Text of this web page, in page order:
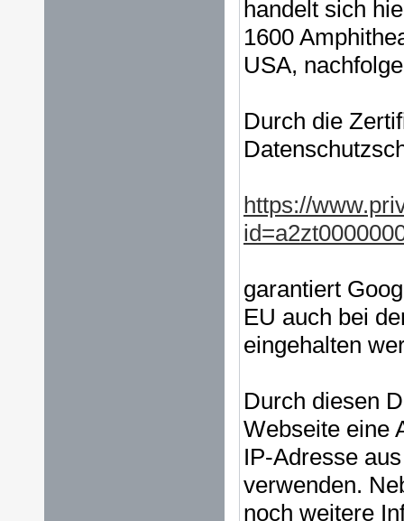
handelt sich
1600
USA,
Durch die
https://
garantiert
EU auch bei
eingehalten
Durch diesen
Webseite eine
IP-Adresse
verwenden.
noch weitere